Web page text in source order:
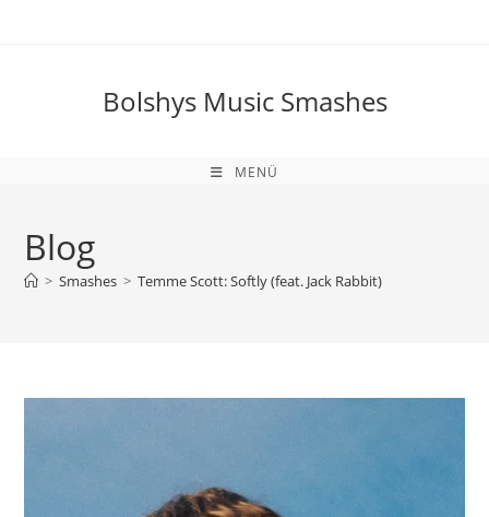
Bolshys Music Smashes
MENÜ
Blog
> Smashes > Temme Scott: Softly (feat. Jack Rabbit)